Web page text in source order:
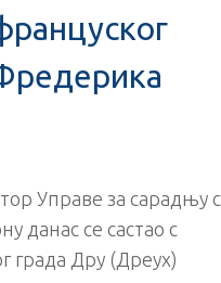
Управе за сарадњу с
данас се састао с
града Дру (Дреуx)